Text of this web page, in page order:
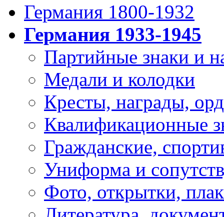
Германия 1800-1932
Германия 1933-1945
Партийные знаки и
Медали и колодки
Кресты, награды,
Квалификационные
Гражданские,
Униформа и
Фото, открытки,